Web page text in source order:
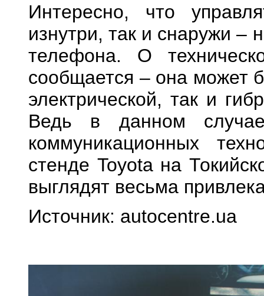
Интересно, что
изнутри, так и снаружи
телефона. О
сообщается – она может
электрической, так и
Ведь в данном
коммуникационных
стенде Toyota на
выглядят весьма
Источник: autocentre.ua